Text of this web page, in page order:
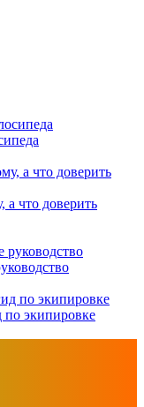
а что доверить
по экипировке